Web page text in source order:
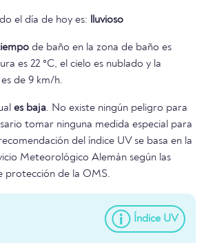
el día de hoy es: lluvioso
de baño en la zona de baño es
es 22 °C, el cielo es nublado y la
de 9 km/h.
es baja. No existe ningún peligro para
tomar ninguna medida especial para
del índice UV se basa en la
Meteorológico Alemán según las
protección de la OMS.
Índice UV